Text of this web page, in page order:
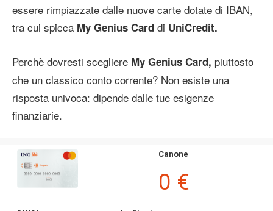
essere rimpiazzate dalle nuove carte dotate di IBAN,
tra cui spicca My Genius Card di UniCredit.
Perchè dovresti scegliere My Genius Card, piuttosto
che un classico conto corrente? Non esiste una
risposta univoca: dipende dalle tue esigenze
finanziarie.
Canone
0 €